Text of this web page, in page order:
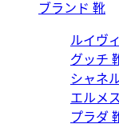
ブランド 靴
ルイヴ
グッチ
シャネ
エルメ
プラダ